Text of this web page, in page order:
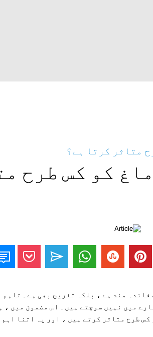
متاثر کرتا ہے؟
کو کس طرح
مند ہے ، بلکہ تفریح ​​بھی ہے۔ تاہم
میں نہیں سوچتے ہیں۔ اس مضمون میں ،
طرح متاثر کرتے ہیں ، اور یہ اتنا اہم